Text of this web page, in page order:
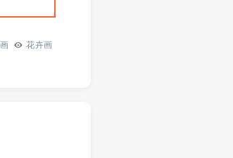
花卉画